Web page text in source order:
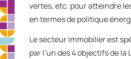
vertes, etc. pour atteindre
en termes de politique
Le secteur immobilier est
par l’un des 4 objectifs de la